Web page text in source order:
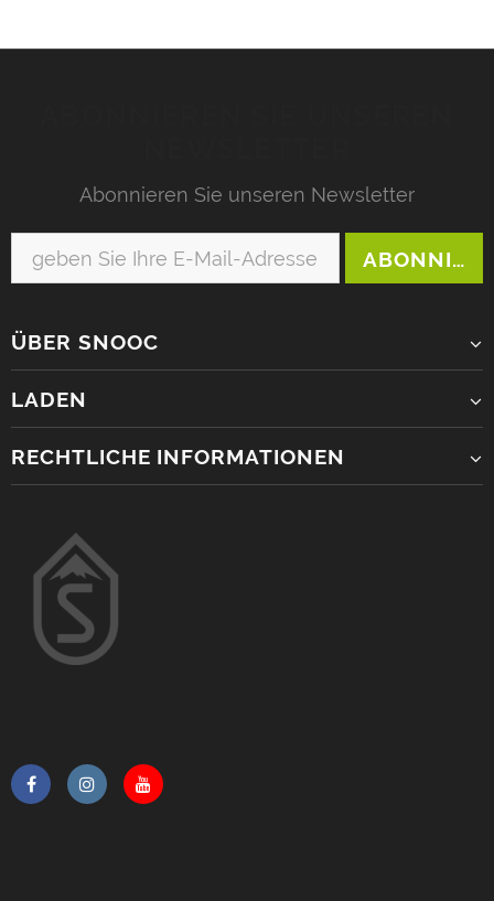
Abonnieren Sie unseren Newsletter
ÜBER SNOOC
LADEN
RECHTLICHE INFORMATIONEN